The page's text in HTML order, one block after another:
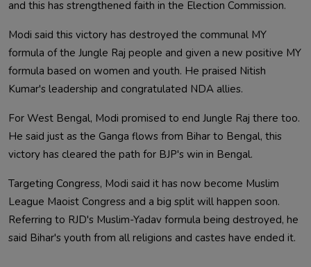
Modi said this victory has destroyed the communal MY
formula of the Jungle Raj people and given a new positive MY
formula based on women and youth. He praised Nitish
For West Bengal, Modi promised to end Jungle Raj there too.
He said just as the Ganga flows from Bihar to Bengal, this
Targeting Congress, Modi said it has now become Muslim
League Maoist Congress and a big split will happen soon.
Referring to RJD's Muslim-Yadav formula being destroyed, he